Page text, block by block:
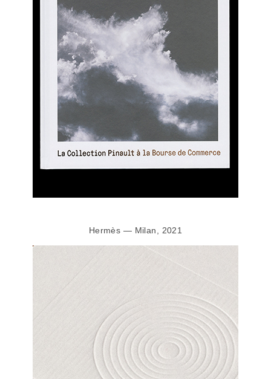
Hermès — Milan, 2021